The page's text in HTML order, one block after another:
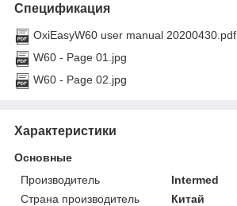
Спецификация
OxiEasyW60 user manual 20200430.pdf
W60 - Page 01.jpg
W60 - Page 02.jpg
Характеристики
Основные
Производитель
Intermed
Страна производитель
Китай